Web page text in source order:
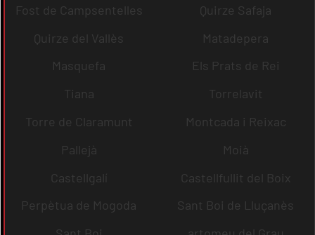
Fost de Campsentelles
Quirze Safaja
Quirze del Vallès
Matadepera
Masquefa
Els Prats de Rei
Tiana
Torrelavit
Torre de Claramunt
Montcada i Reixac
Pallejà
Moià
Castellgalí
Castellfullit del Boix
Perpètua de Mogoda
Sant Boi de Lluçanès